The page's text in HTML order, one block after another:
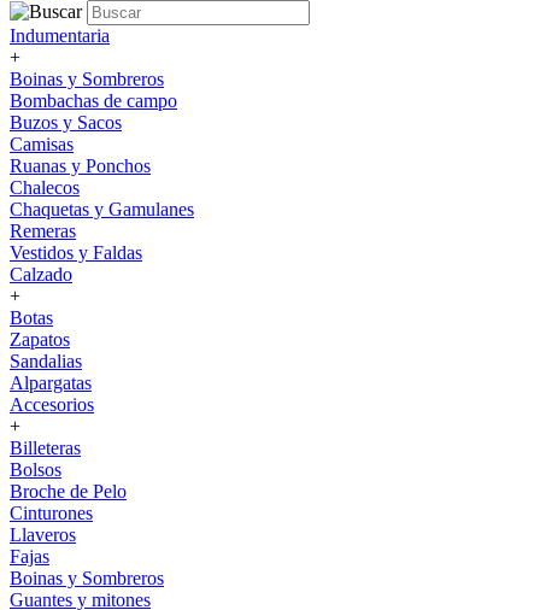
Indumentaria
+
Boinas y Sombreros
Bombachas de campo
Buzos y Sacos
Camisas
Ruanas y Ponchos
Chalecos
Chaquetas y Gamulanes
Remeras
Vestidos y Faldas
Calzado
+
Botas
Zapatos
Sandalias
Alpargatas
Accesorios
+
Billeteras
Bolsos
Broche de Pelo
Cinturones
Llaveros
Fajas
Boinas y Sombreros
Guantes y mitones